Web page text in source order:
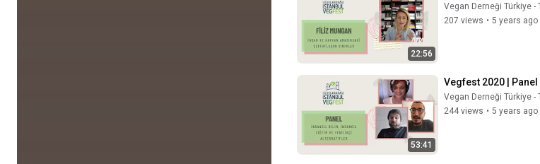
22:56
Vegan Derneği Türkiye -
207 views • 5 years ago
53:41
Vegfest 2020 |
Vegan Derneği Türkiye -
244 views • 5 years ago